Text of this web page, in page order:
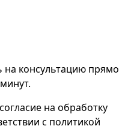
на консультацию прямо
на обработку
с политикой